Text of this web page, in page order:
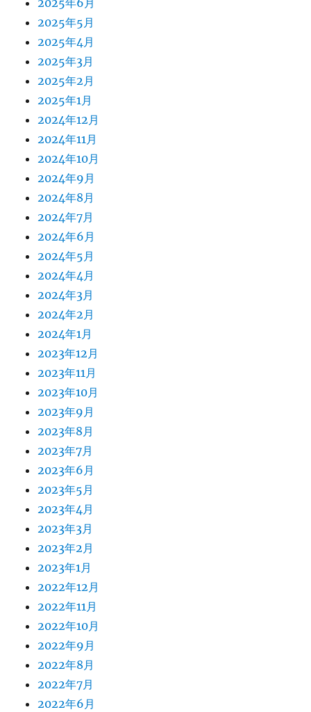
2025年5月
2025年4月
2025年3月
2025年2月
2025年1月
2024年12月
2024年11月
2024年10月
2024年9月
2024年8月
2024年7月
2024年6月
2024年5月
2024年4月
2024年3月
2024年2月
2024年1月
2023年12月
2023年11月
2023年10月
2023年9月
2023年8月
2023年7月
2023年6月
2023年5月
2023年4月
2023年3月
2023年2月
2023年1月
2022年12月
2022年11月
2022年10月
2022年9月
2022年8月
2022年7月
2022年6月